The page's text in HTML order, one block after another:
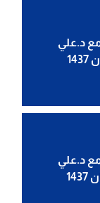
مع د.علي
مع د.علي